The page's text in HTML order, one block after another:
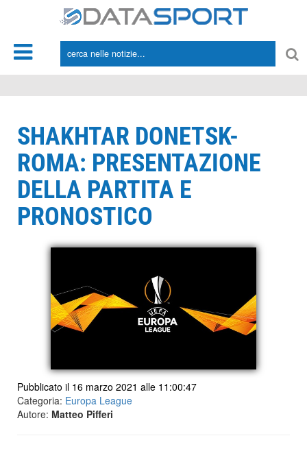
SHAKHTAR DONETSK-
ROMA: PRESENTAZIONE
DELLA PARTITA E
PRONOSTICO
Pubblicato il 16 marzo 2021 alle 11:00:47
Categoria: Europa League
Autore: Matteo Pifferi